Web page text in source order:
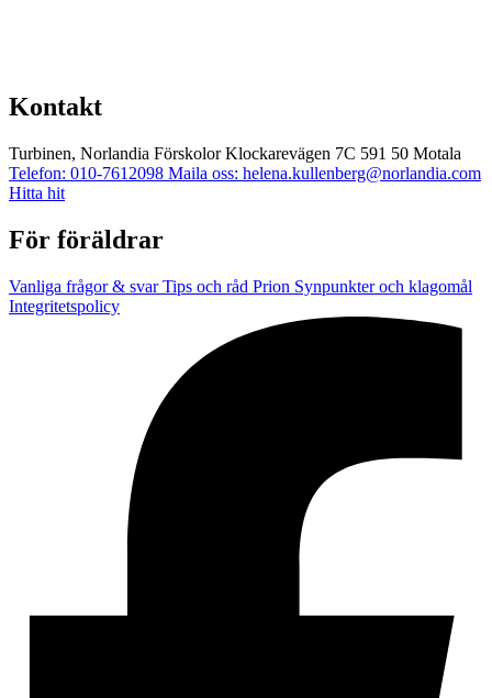
Kontakt
Turbinen, Norlandia Förskolor Klockarevägen 7C 591 50 Motala
Telefon: 010-7612098 Maila oss: helena.kullenberg@norlandia.com
Hitta hit
För föräldrar
Vanliga frågor & svarTips och råd Prion Synpunkter och klagomål
Integritetspolicy